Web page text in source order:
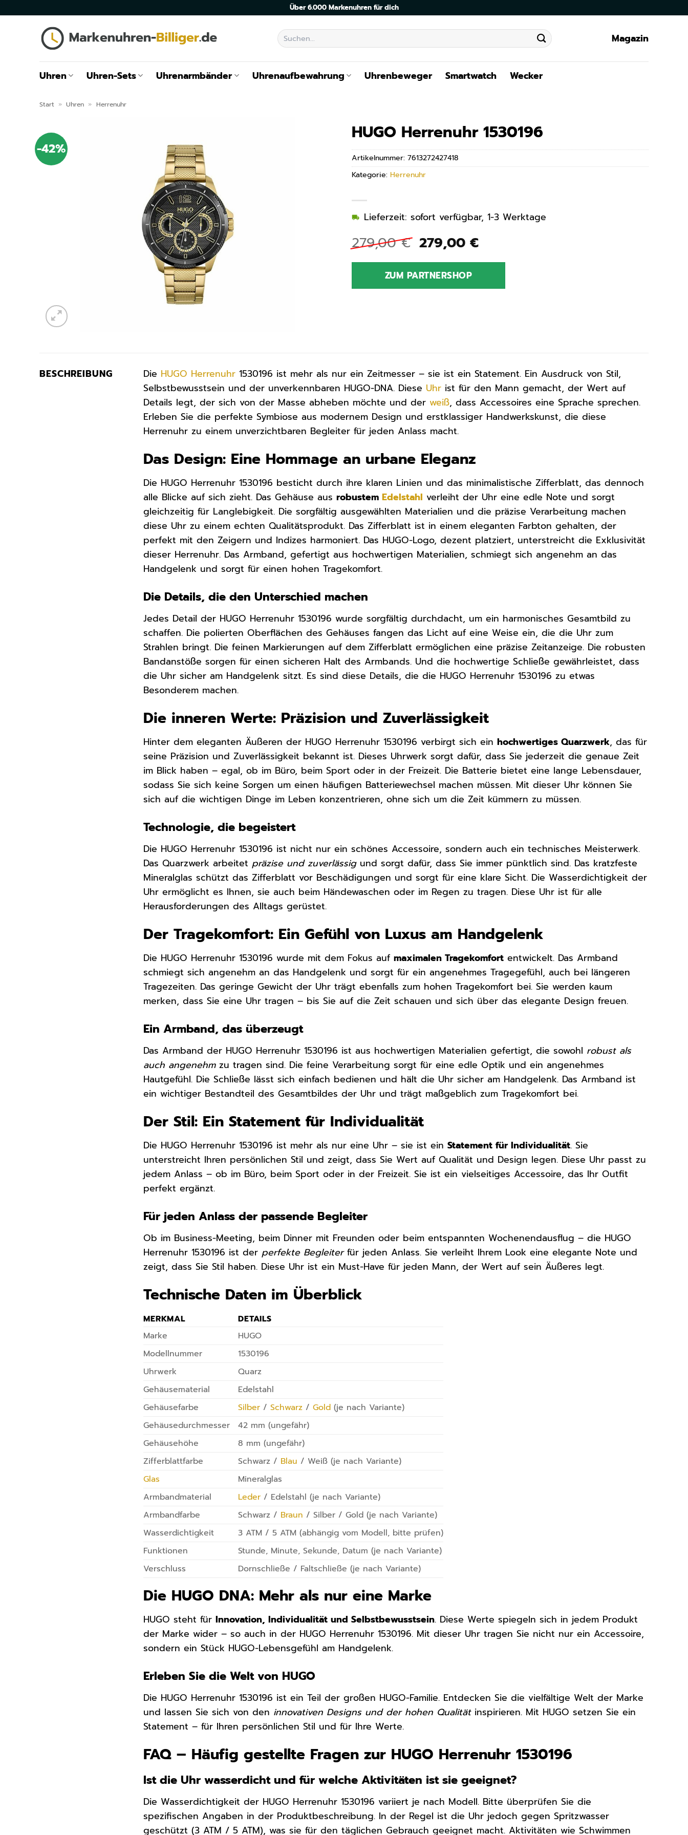
Über 6.000 Markenuhren für dich
Suchen
nach:
Magazin
Uhren Uhren-Sets Uhrenarmbänder Uhrenaufbewahrung Uhrenbeweger Smartwatch Wecker
Start » Uhren » Herrenuhr
-42%
HUGO Herrenuhr 1530196
279,00€ Ursprünglicher
Preis
war:
279,00 €
279,00 €Aktueller
ist:
Lieferzeit: sofort verfügbar, 1-3 Werktage
ZUM PARTNERSHOP
Artikelnummer: 7613272427418
Kategorie: Herrenuhr
BESCHREIBUNG Die HUGO Herrenuhr 1530196 ist mehr als nur ein Zeitmesser – sie ist ein Statement. Ein Ausdruck von Stil,
Selbstbewusstsein und der unverkennbaren HUGO-DNA. Diese Uhr ist für den Mann gemacht, der Wert auf
Details legt, der sich von der Masse abheben möchte und der weiß, dass Accessoires eine Sprache sprechen.
Erleben Sie die perfekte Symbiose aus modernem Design und erstklassiger Handwerkskunst, die diese
Herrenuhr zu einem unverzichtbaren Begleiter für jeden Anlass macht.
Das Design: Eine Hommage an urbane Eleganz
Die HUGO Herrenuhr 1530196 besticht durch ihre klaren Linien und das minimalistische Zifferblatt, das dennoch
alle Blicke auf sich zieht. Das Gehäuse ausrobustemEdelstahl verleiht der Uhr eine edle Note und sorgt
gleichzeitig für Langlebigkeit. Die sorgfältig ausgewählten Materialien und die präzise Verarbeitung machen
diese Uhr zu einem echten Qualitätsprodukt. Das Zifferblatt ist in einem eleganten Farbton gehalten, der
perfekt mit den Zeigern und Indizes harmoniert. Das HUGO-Logo, dezent platziert, unterstreicht die Exklusivität
dieser Herrenuhr. Das Armband, gefertigt aus hochwertigen Materialien, schmiegt sich angenehm an das
Handgelenk und sorgt für einen hohen Tragekomfort.
Die Details, die den Unterschied machen
Jedes Detail der HUGO Herrenuhr 1530196 wurde sorgfältig durchdacht, um ein harmonisches Gesamtbild zu
schaffen. Die polierten Oberflächen des Gehäuses fangen das Licht auf eine Weise ein, die die Uhr zum
Strahlen bringt. Die feinen Markierungen auf dem Zifferblatt ermöglichen eine präzise Zeitanzeige. Die robusten
Bandanstöße sorgen für einen sicheren Halt des Armbands. Und die hochwertige Schließe gewährleistet, dass
die Uhr sicher am Handgelenk sitzt. Es sind diese Details, die die HUGO Herrenuhr 1530196 zu etwas
Besonderem machen.
Die inneren Werte: Präzision und Zuverlässigkeit
Hinter dem eleganten Äußeren der HUGO Herrenuhr 1530196 verbirgt sich einhochwertiges Quarzwerk, das für
seine Präzision und Zuverlässigkeit bekannt ist. Dieses Uhrwerk sorgt dafür, dass Sie jederzeit die genaue Zeit
im Blick haben – egal, ob im Büro, beim Sport oder in der Freizeit. Die Batterie bietet eine lange Lebensdauer,
sodass Sie sich keine Sorgen um einen häufigen Batteriewechsel machen müssen. Mit dieser Uhr können Sie
sich auf die wichtigen Dinge im Leben konzentrieren, ohne sich um die Zeit kümmern zu müssen.
Technologie, die begeistert
Die HUGO Herrenuhr 1530196 ist nicht nur ein schönes Accessoire, sondern auch ein technisches Meisterwerk.
Das Quarzwerk arbeitet präzise und zuverlässigund sorgt dafür, dass Sie immer pünktlich sind. Das kratzfeste
Mineralglas schützt das Zifferblatt vor Beschädigungen und sorgt für eine klare Sicht. Die Wasserdichtigkeit der
Uhr ermöglicht es Ihnen, sie auch beim Händewaschen oder im Regen zu tragen. Diese Uhr ist für alle
Herausforderungen des Alltags gerüstet.
Der Tragekomfort: Ein Gefühl von Luxus am Handgelenk
Die HUGO Herrenuhr 1530196 wurde mit dem Fokus aufmaximalen Tragekomfort entwickelt. Das Armband
schmiegt sich angenehm an das Handgelenk und sorgt für ein angenehmes Tragegefühl, auch bei längeren
Tragezeiten. Das geringe Gewicht der Uhr trägt ebenfalls zum hohen Tragekomfort bei. Sie werden kaum
merken, dass Sie eine Uhr tragen – bis Sie auf die Zeit schauen und sich über das elegante Design freuen.
Ein Armband, das überzeugt
Das Armband der HUGO Herrenuhr 1530196 ist aus hochwertigen Materialien gefertigt, die sowohl robust als
auch angenehmzu tragen sind. Die feine Verarbeitung sorgt für eine edle Optik und ein angenehmes
Hautgefühl. Die Schließe lässt sich einfach bedienen und hält die Uhr sicher am Handgelenk. Das Armband ist
ein wichtiger Bestandteil des Gesamtbildes der Uhr und trägt maßgeblich zum Tragekomfort bei.
Der Stil: Ein Statement für Individualität
Die HUGO Herrenuhr 1530196 ist mehr als nur eine Uhr – sie ist einStatement für Individualität. Sie
unterstreicht Ihren persönlichen Stil und zeigt, dass Sie Wert auf Qualität und Design legen. Diese Uhr passt zu
jedem Anlass – ob im Büro, beim Sport oder in der Freizeit. Sie ist ein vielseitiges Accessoire, das Ihr Outfit
perfekt ergänzt.
Für jeden Anlass der passende Begleiter
Ob im Business-Meeting, beim Dinner mit Freunden oder beim entspannten Wochenendausflug – die HUGO
Herrenuhr 1530196 ist der perfekte Begleiterfür jeden Anlass. Sie verleiht Ihrem Look eine elegante Note und
zeigt, dass Sie Stil haben. Diese Uhr ist ein Must-Have für jeden Mann, der Wert auf sein Äußeres legt.
Technische Daten im Überblick
MERKMAL
DETAILS
Marke
HUGO
Modellnummer
1530196
Uhrwerk
Quarz
Gehäusematerial
Edelstahl
Gehäusefarbe
Silber /Schwarz /Gold (je nach Variante)
Gehäusedurchmesser
42 mm (ungefähr)
Gehäusehöhe
8 mm (ungefähr)
Zifferblattfarbe
Schwarz / Blau / Weiß (je nach Variante)
Glas
Mineralglas
Armbandmaterial
Leder / Edelstahl (je nach Variante)
Armbandfarbe
Schwarz / Braun / Silber / Gold (je nach Variante)
Wasserdichtigkeit
3 ATM / 5 ATM (abhängig vom Modell, bitte prüfen)
Funktionen
Stunde, Minute, Sekunde, Datum (je nach Variante)
Verschluss
Dornschließe / Faltschließe (je nach Variante)
Die HUGO DNA: Mehr als nur eine Marke
HUGO steht fürInnovation, Individualität und Selbstbewusstsein. Diese Werte spiegeln sich in jedem Produkt
der Marke wider – so auch in der HUGO Herrenuhr 1530196. Mit dieser Uhr tragen Sie nicht nur ein Accessoire,
sondern ein Stück HUGO-Lebensgefühl am Handgelenk.
Erleben Sie die Welt von HUGO
Die HUGO Herrenuhr 1530196 ist ein Teil der großen HUGO-Familie. Entdecken Sie die vielfältige Welt der Marke
und lassen Sie sich von den innovativen Designs und der hohen Qualitätinspirieren. Mit HUGO setzen Sie ein
Statement – für Ihren persönlichen Stil und für Ihre Werte.
FAQ – Häufig gestellte Fragen zur HUGO Herrenuhr 1530196
Ist die Uhr wasserdicht und für welche Aktivitäten ist sie geeignet?
Die Wasserdichtigkeit der HUGO Herrenuhr 1530196 variiert je nach Modell. Bitte überprüfen Sie die
spezifischen Angaben in der Produktbeschreibung. In der Regel ist die Uhr jedoch gegen Spritzwasser
geschützt (3 ATM / 5 ATM), was sie für den täglichen Gebrauch geeignet macht. Aktivitäten wie Schwimmen